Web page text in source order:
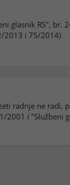
glasnik RS", br.
2013 i 75/2014)
radnje ne radi,
2001 i "Službeni